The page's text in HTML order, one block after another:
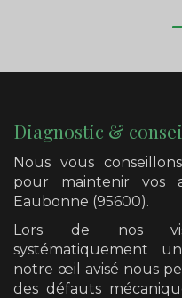
Diagnostic &
Nous vous
pour maintenir vos
Eaubonne (95600).
Lors de nos
systématiquement
notre œil avisé nous
des défauts